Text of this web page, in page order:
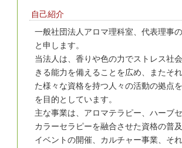
自己紹介
一般社団法人アロマ理科室、代表理事
と申します。
当法人は、香りや色の力でストレス社
きる能力を備えることを広め、またそ
た様々な資格を持つ人々の活動の拠点
を目的としています。
主な事業は、アロマテラピー、ハーブセ
カラーセラピーを融合させた資格の普
イベントの開催、カルチャー事業、そ